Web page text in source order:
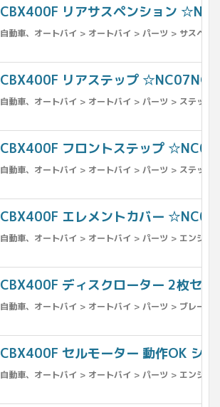
CBX400F リアサスペンション
自動車、オートバイ > オートバイ > パーツ > サスペン
CBX400F リアステップ
自動車、オートバイ > オートバイ > パーツ > ステップ
CBX400F フロントステップ
自動車、オートバイ > オートバイ > パーツ > ステップ
CBX400F エレメントカバー
自動車、オートバイ > オートバイ > パーツ > エンジン
CBX400F ディスクローター 2枚セ
自動車、オートバイ > オートバイ > パーツ > ブレーキ
CBX400F セルモーター 動作OK シ
自動車、オートバイ > オートバイ > パーツ > エンジン